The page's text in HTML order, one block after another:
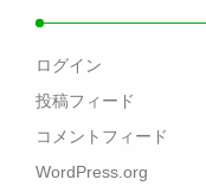
ログイン
投稿フィード
コメントフィード
WordPress.org